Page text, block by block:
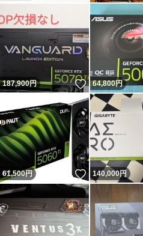
187,900円 いいね！
64,800円
61,500円 いいね！
140,000円